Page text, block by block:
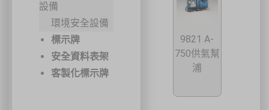
設備
環境安全設備
標示牌
安全資料表架
客製化標示牌
9821 A-
750供氣幫
浦